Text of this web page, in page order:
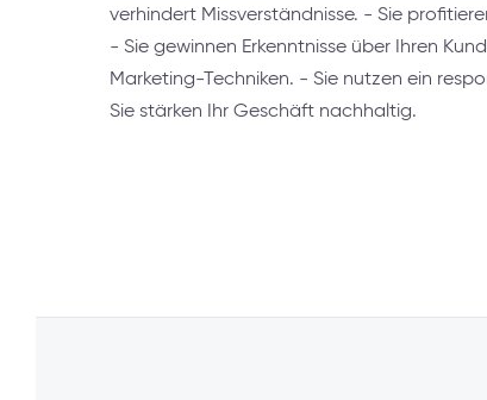
verhindert Missverständnisse. - Sie
- Sie gewinnen Erkenntnisse über Ihren
Marketing-Techniken. - Sie nutzen ein
Sie stärken Ihr Geschäft nachhaltig.